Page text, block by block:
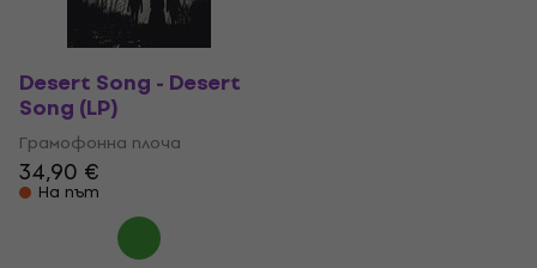
Desert Song - Desert
Song (LP)
Грамофонна плоча
34,90 €
На път